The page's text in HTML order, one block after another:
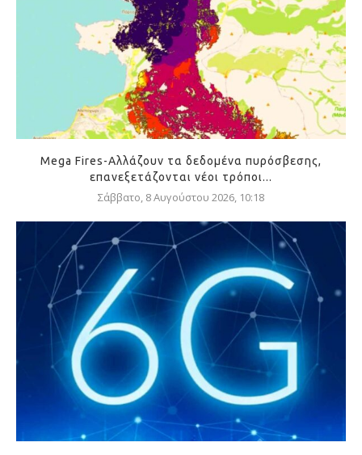
Mega Fires-Αλλάζουν τα δεδομένα πυρόσβεσης,
επανεξετάζονται νέοι τρόποι...
Σάββατο, 8 Αυγούστου 2026, 10:18